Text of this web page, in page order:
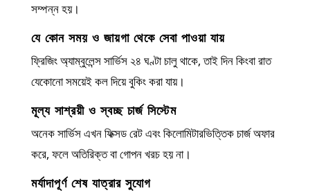
সম্পন্ন হয়।
যে কোন সময় ও জায়গা থেকে সেবা পাওয়া যায়
ফ্রিজিং অ্যাম্বুলেন্স সার্ভিস ২৪ ঘণ্টা চালু থাকে, তাই দিন কিংবা রাত
যেকোনো সময়েই কল দিয়ে বুকিং করা যায়।
মূল্য সাশ্রয়ী ও স্বচ্ছ চার্জ সিস্টেম
অনেক সার্ভিস এখন ফিক্সড রেট এবং কিলোমিটারভিত্তিক চার্জ অফার
করে, ফলে অতিরিক্ত বা গোপন খরচ হয় না।
মর্যাদাপূর্ণ শেষ যাত্রার সুযোগ